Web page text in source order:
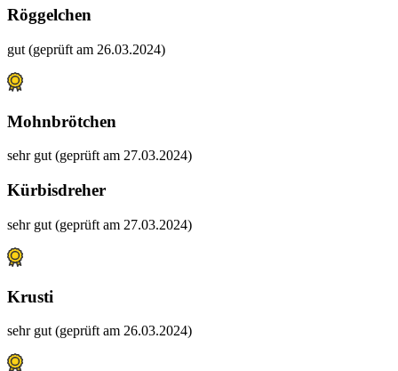
Röggelchen
gut (geprüft am 26.03.2024)
Mohnbrötchen
sehr gut (geprüft am 27.03.2024)
Kürbisdreher
sehr gut (geprüft am 27.03.2024)
Krusti
sehr gut (geprüft am 26.03.2024)